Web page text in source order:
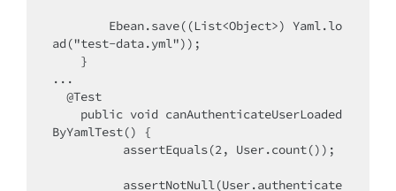
ad("test-data.yml"));
...
ByYamlTest() {